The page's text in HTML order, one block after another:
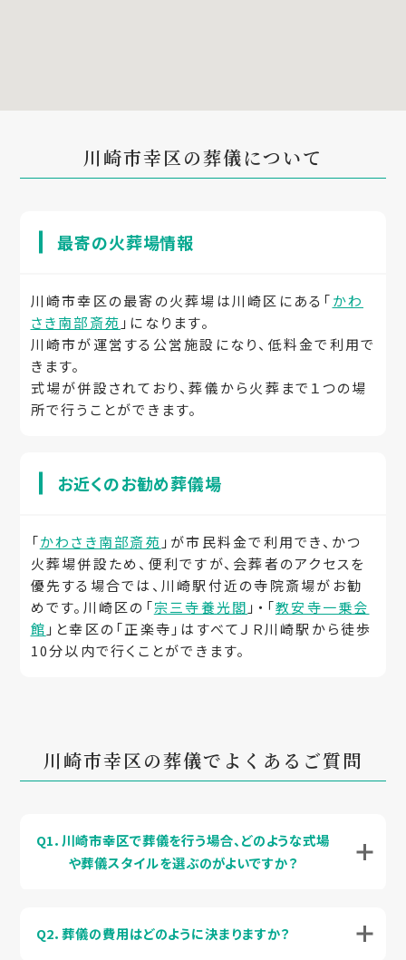
川崎市幸区の葬儀について
最寄の火葬場情報
川崎市幸区の最寄の火葬場は川崎区にある「かわ
さき南部斎苑 」になります。
川崎市が運営する公営施設になり、低料金で利用で
きます。
式場が併設されており、葬儀から火葬まで１つの場
所で行うことができます。
お近くのお勧め葬儀場
「かわさき南部斎苑 」が市民料金で利用でき、かつ
火葬場併設ため、便利ですが、会葬者のアクセスを
優先する場合では、川崎駅付近の寺院斎場がお勧
めです。川崎区の「宗三寺養光閣 」・「教安寺一乗会
館 」と幸区の「正楽寺」はすべてＪＲ川崎駅から徒歩
10分以内で行くことができます。
川崎市幸区の葬儀でよくあるご質問
Q1．川崎市幸区で葬儀を行う場合、どのような式場
や葬儀スタイルを選ぶのがよいですか？
Q2．葬儀の費用はどのように決まりますか？